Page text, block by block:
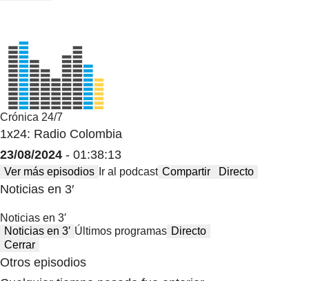
Crónica 24/7
1x24: Radio Colombia
23/08/2024 - 01:38:13
Ver más episodios Ir al podcast Compartir Directo
Noticias en 3′
Noticias en 3′
Noticias en 3′ Últimos programas Directo
Cerrar
Otros episodios